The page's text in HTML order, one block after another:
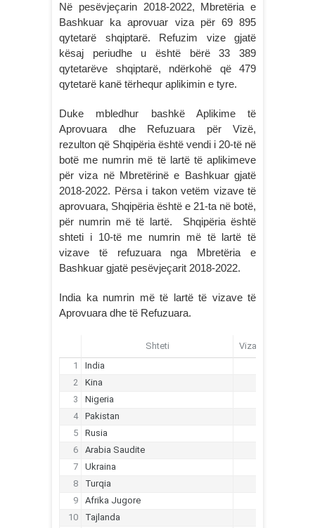
Në pesëvjeçarin 2018-2022, Mbretëria e
Bashkuar ka aprovuar viza për 69 895
qytetarë shqiptarë. Refuzim vize gjatë
kësaj periudhe u është bërë 33 389
qytetarëve shqiptarë, ndërkohë që 479
qytetarë kanë tërhequr aplikimin e tyre.
Duke mbledhur bashkë Aplikime të
Aprovuara dhe Refuzuara për Vizë,
rezulton që Shqipëria është vendi i 20-të në
botë me numrin më të lartë të aplikimeve
për viza në Mbretërinë e Bashkuar gjatë
2018-2022. Përsa i takon vetëm vizave të
aprovuara, Shqipëria është e 21-ta në botë,
për numrin më të lartë. Shqipëria është
shteti i 10-të me numrin më të lartë të
vizave të refuzuara nga Mbretëria e
Bashkuar gjatë pesëvjeçarit 2018-2022.
India ka numrin më të lartë të vizave të
Aprovuara dhe të Refuzuara.